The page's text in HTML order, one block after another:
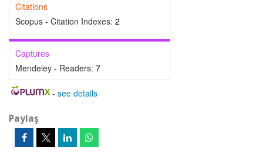
Citations
Scopus - Citation Indexes: 2
Captures
Mendeley - Readers: 7
- see details
Paylaş